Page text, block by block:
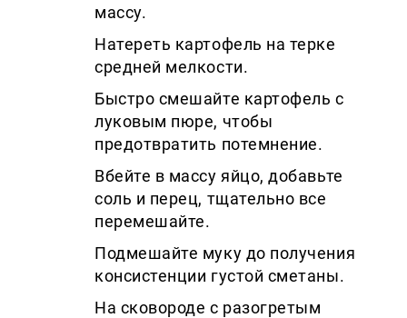
массу.
Натереть картофель на терке
средней мелкости.
Быстро смешайте картофель с
луковым пюре, чтобы
предотвратить потемнение.
Вбейте в массу яйцо, добавьте
соль и перец, тщательно все
перемешайте.
Подмешайте муку до получения
консистенции густой сметаны.
На сковороде с разогретым